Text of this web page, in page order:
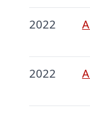
2022
2022